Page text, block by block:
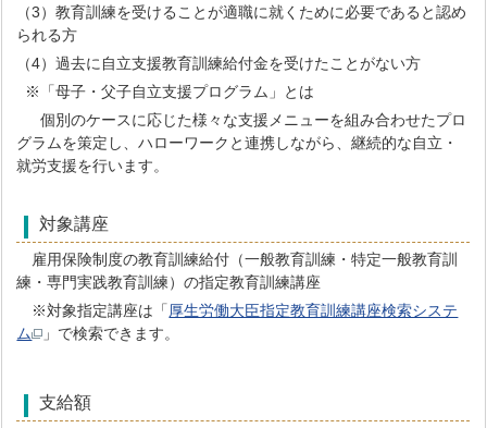
（3）教育訓練を受けることが適職に就くために必要であると認め
られる方
（4）過去に自立支援教育訓練給付金を受けたことがない方
※「母子・父子自立支援プログラム」とは
個別のケースに応じた様々な支援メニューを組み合わせたプロ
グラムを策定し、ハローワークと連携しながら、継続的な自立・
就労支援を行います。
対象講座
雇用保険制度の教育訓練給付（一般教育訓練・特定一般教育訓
練・専門実践教育訓練）の指定教育訓練講座
※対象指定講座は「厚生労働大臣指定教育訓練講座検索システ
ム
」で検索できます。
支給額